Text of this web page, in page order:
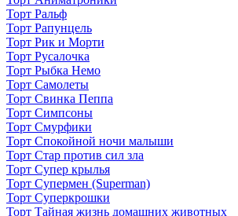
Торт Ральф
Торт Рапунцель
Торт Рик и Морти
Торт Русалочка
Торт Рыбка Немо
Торт Самолеты
Торт Свинка Пеппа
Торт Симпсоны
Торт Смурфики
Торт Спокойной ночи малыши
Торт Стар против сил зла
Торт Супер крылья
Торт Супермен (Superman)
Торт Суперкрошки
Торт Тайная жизнь домашних животных